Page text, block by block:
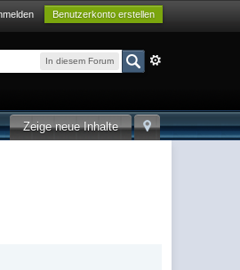
Benutzerkonto erstellen
In diesem Forum
Zeige neue Inhalte